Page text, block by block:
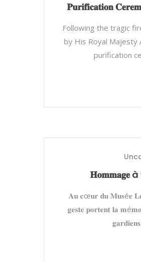
𝐏𝐮𝐫𝐢𝐟𝐢𝐜𝐚𝐭𝐢𝐨𝐧
Following the tragic
by His Royal Majesty
purification
𝐇𝐨𝐦𝐦𝐚𝐠𝐞 à
𝐀𝐮 𝐜œ𝐮𝐫 𝐝𝐮 𝐌𝐮𝐬é𝐞
𝐠𝐞𝐬𝐭𝐞 𝐩𝐨𝐫𝐭𝐞𝐧𝐭 𝐥𝐚